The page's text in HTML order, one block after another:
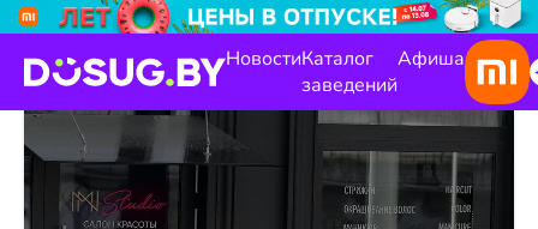
НовостиКаталог
заведений
Афиша